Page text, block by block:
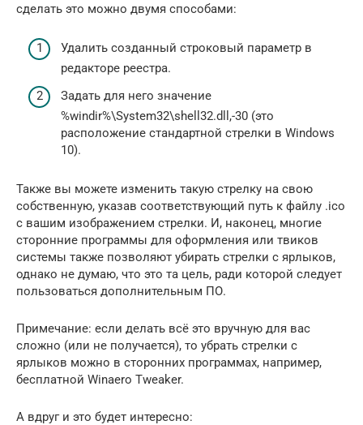
сделать это можно двумя способами:
Удалить созданный строковый параметр в
редакторе реестра.
Задать для него значение
%windir%\System32\shell32.dll,-30 (это
расположение стандартной стрелки в Windows
10).
Также вы можете изменить такую стрелку на свою
собственную, указав соответствующий путь к файлу .ico
с вашим изображением стрелки. И, наконец, многие
сторонние программы для оформления или твиков
системы также позволяют убирать стрелки с ярлыков,
однако не думаю, что это та цель, ради которой следует
пользоваться дополнительным ПО.
Примечание: если делать всё это вручную для вас
сложно (или не получается), то убрать стрелки с
ярлыков можно в сторонних программах, например,
бесплатной Winaero Tweaker.
А вдруг и это будет интересно: